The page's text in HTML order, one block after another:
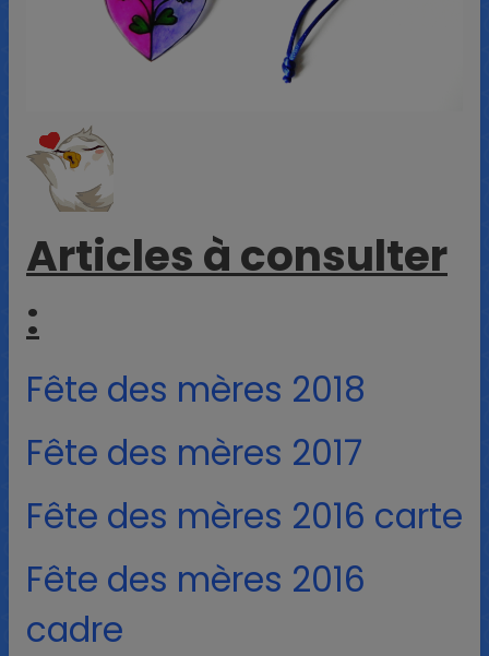
Articles à consulter
:
Fête des mères 2018
Fête des mères 2017
Fête des mères 2016 carte
Fête des mères 2016
cadre